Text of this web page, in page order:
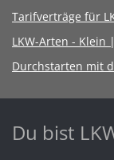
Tarifverträge für
LKW-Arten - Klein
Durchstarten mit
Du bist